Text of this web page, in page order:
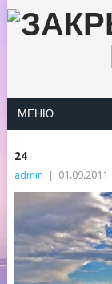
МЕНЮ
24
admin 01.09.2011